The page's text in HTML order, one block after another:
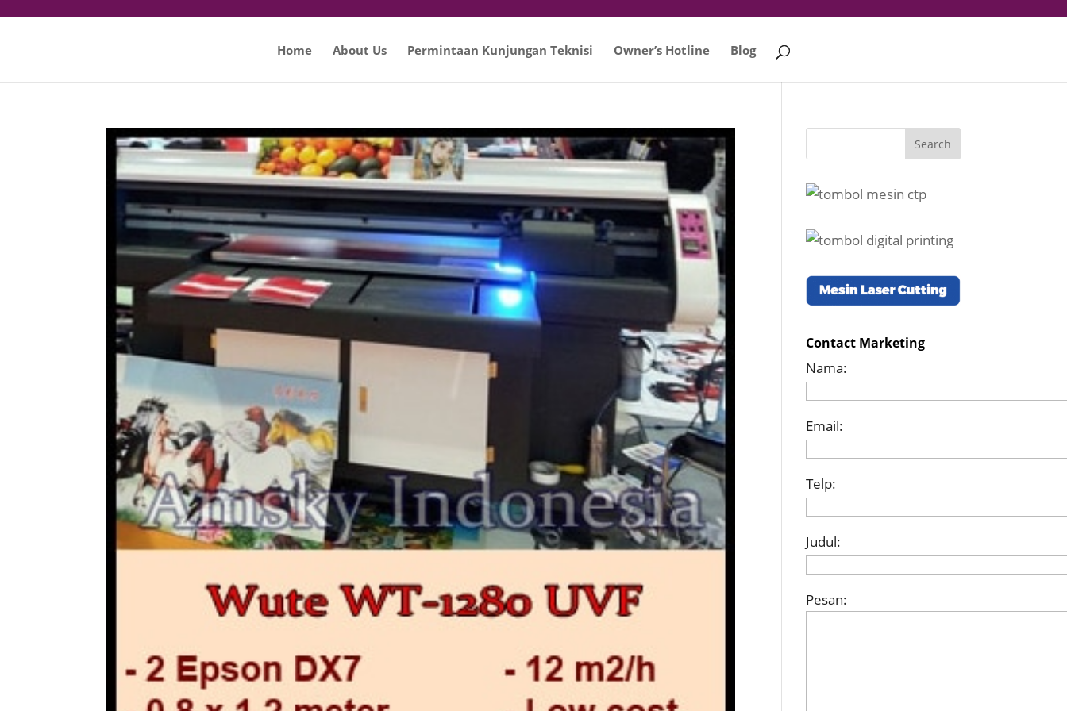
Home About Us Permintaan Kunjungan Teknisi Owner’s Hotline Blog
Contact Marketing
Nama:
Email:
Telp:
Judul:
Pesan: